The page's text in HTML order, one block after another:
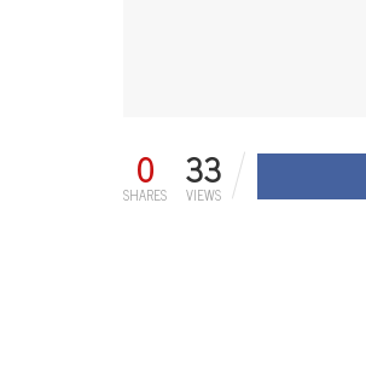
0
SHARES 33
VIEWS